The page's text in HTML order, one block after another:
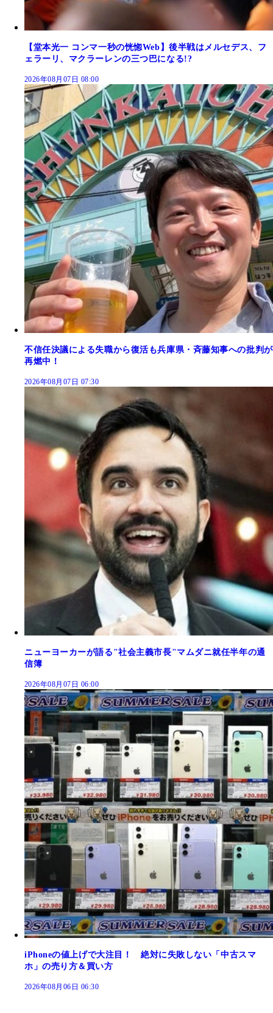
【堂本光一 コンマ一秒の恍惚Web】後半戦はメルセデス、フ
ェラーリ、マクラーレンの三つ巴になる!?
2026年08月07日 08:00
不信任決議による失職から復活も兵庫県・斉藤知事への批判が
再燃中！
2026年08月07日 07:30
ニューヨーカーが語る"社会主義市長"マムダニ就任半年の通
信簿
2026年08月07日 06:00
iPhoneの値上げで大注目！ 絶対に失敗しない「中古スマ
ホ」の売り方＆買い方
2026年08月06日 06:30